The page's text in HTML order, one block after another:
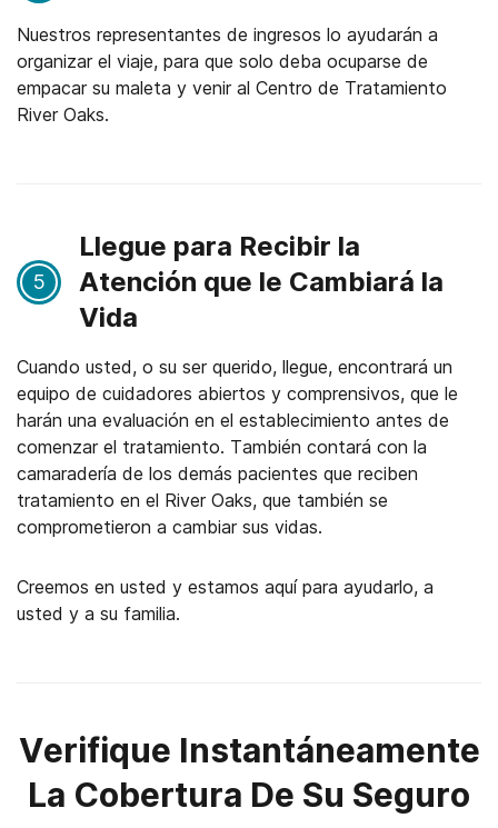
Nuestros representantes de ingresos lo ayudarán a
organizar el viaje, para que solo deba ocuparse de
empacar su maleta y venir al Centro de Tratamiento
River Oaks.
5
Llegue para Recibir la
Atención que le Cambiará la
Vida
Cuando usted, o su ser querido, llegue, encontrará un
equipo de cuidadores abiertos y comprensivos, que le
harán una evaluación en el establecimiento antes de
comenzar el tratamiento. También contará con la
camaradería de los demás pacientes que reciben
tratamiento en el River Oaks, que también se
comprometieron a cambiar sus vidas.
Creemos en usted y estamos aquí para ayudarlo, a
usted y a su familia.
Verifique Instantáneamente
La Cobertura De Su Seguro